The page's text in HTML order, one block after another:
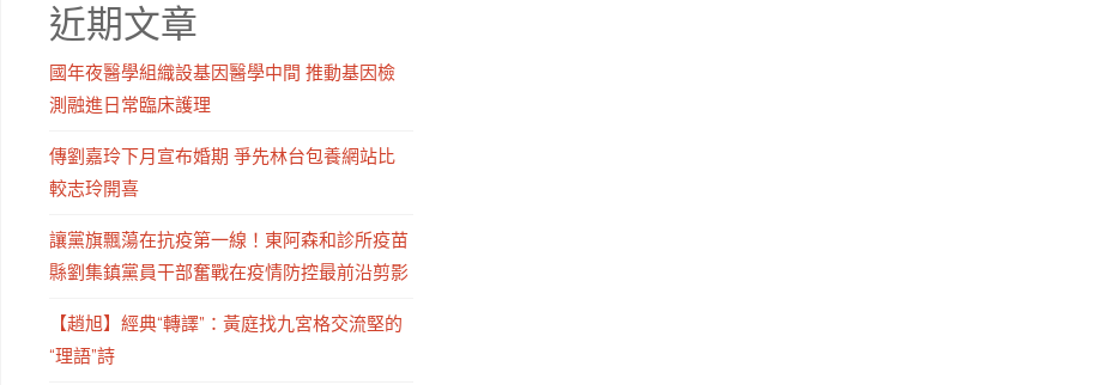
近期文章
國年夜醫學組織設基因醫學中間 推動基因檢
測融進日常臨床護理
傳劉嘉玲下月宣布婚期 爭先林台包養網站比
較志玲開喜
讓黨旗飄蕩在抗疫第一線！東阿森和診所疫苗
縣劉集鎮黨員干部奮戰在疫情防控最前沿剪影
【趙旭】經典“轉譯”：黃庭找九宮格交流堅的
“理語”詩